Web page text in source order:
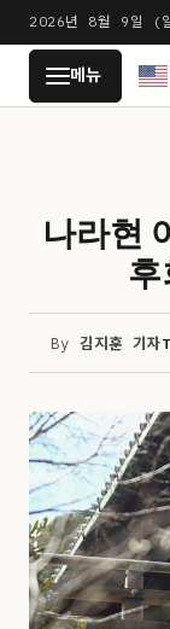
문
로
2026년 8월 9일 (
LUXDIGEST
메뉴
나라현
By 김지훈 기자